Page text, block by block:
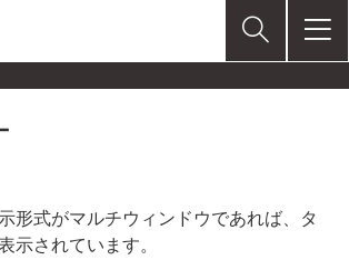
形式がマルチウィンドウであれば、タ
示されています。